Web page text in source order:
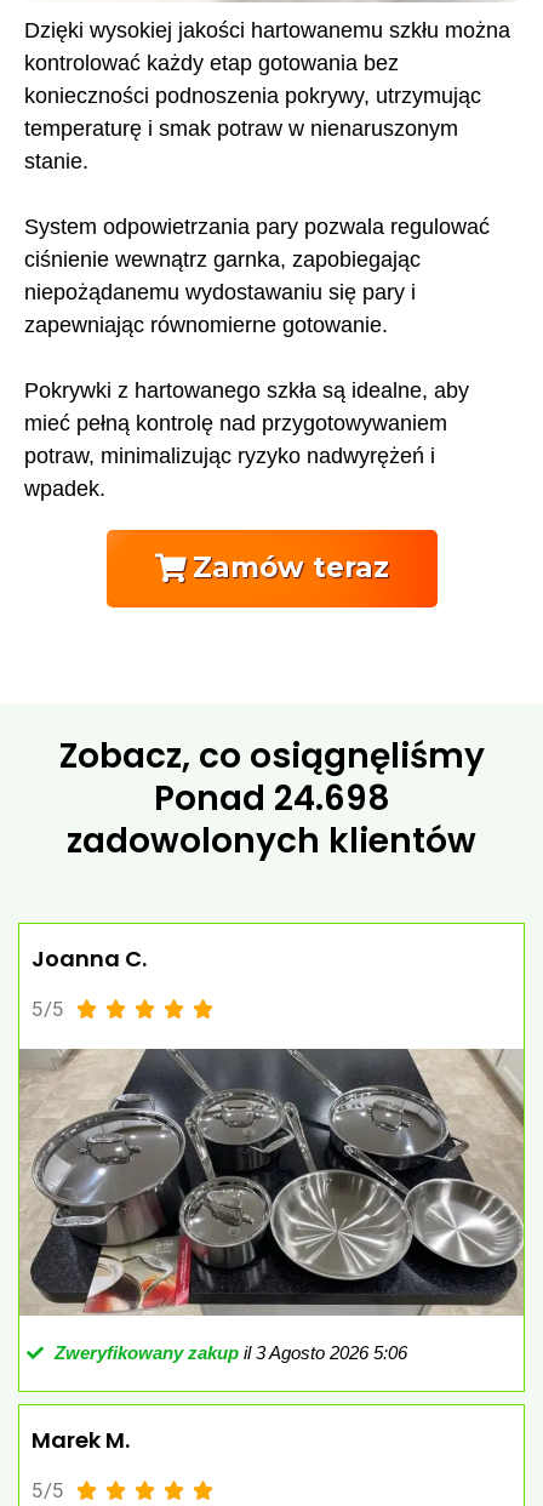
Dzięki wysokiej jakości hartowanemu szkłu można
kontrolować każdy etap gotowania bez
konieczności podnoszenia pokrywy, utrzymując
temperaturę i smak potraw w nienaruszonym
stanie.
System odpowietrzania pary pozwala regulować
ciśnienie wewnątrz garnka, zapobiegając
niepożądanemu wydostawaniu się pary i
zapewniając równomierne gotowanie.
Pokrywki z hartowanego szkła są idealne, aby
mieć pełną kontrolę nad przygotowywaniem
potraw, minimalizując ryzyko nadwyrężeń i
wpadek.
Zamów teraz
Zobacz, co osiągnęliśmy
Ponad 24.698
zadowolonych klientów
Joanna C.
5/5     
Zweryfikowany zakupil 3 Agosto 2026 5:06
Marek M.
5/5     